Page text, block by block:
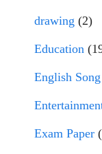
drawing (2)
Education
English
Exam Paper